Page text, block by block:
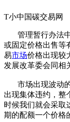
T小中国碳交易网
管理暂行办法中
或固定价格出售等
易市场价格出现较
发展改革委会同相
市场出现波动的
出现集体违约，整
时候我们就会采取
期的配额一个价格